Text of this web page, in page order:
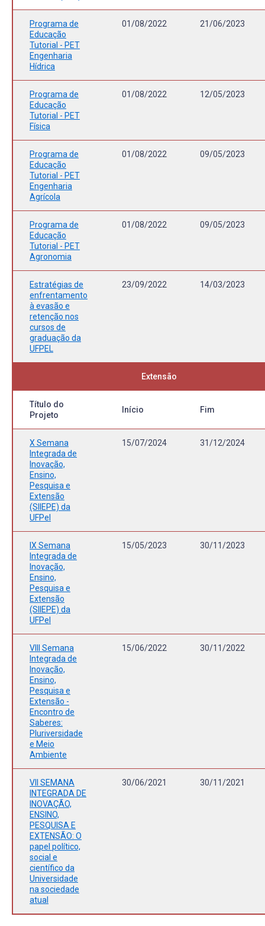
Programa de
Educação
Tutorial - PET
Engenharia
Hídrica
01/08/2022 21/06/2023
Programa de
Educação
Tutorial - PET
Física
01/08/2022 12/05/2023
Programa de
Educação
Tutorial - PET
Engenharia
Agrícola
01/08/2022 09/05/2023
Programa de
Educação
Tutorial - PET
Agronomia
01/08/2022 09/05/2023
Estratégias de
enfrentamento
à evasão e
retenção nos
cursos de
graduação da
UFPEL
23/09/2022 14/03/2023
Extensão
Título do
Projeto
Início Fim
X Semana
Integrada de
Inovação,
Ensino,
Pesquisa e
Extensão
(SIIEPE) da
UFPel
15/07/2024 31/12/2024
IX Semana
Integrada de
Inovação,
Ensino,
Pesquisa e
Extensão
(SIIEPE) da
UFPel
15/05/2023 30/11/2023
VIII Semana
Integrada de
Inovação,
Ensino,
Pesquisa e
Extensão -
Encontro de
Saberes:
Pluriversidade
e Meio
Ambiente
15/06/2022 30/11/2022
VII SEMANA
INTEGRADA DE
INOVAÇÃO,
ENSINO,
PESQUISA E
EXTENSÃO: O
papel político,
social e
científico da
Universidade
na sociedade
atual
30/06/2021 30/11/2021